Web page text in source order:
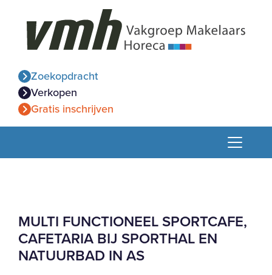
Zoekopdracht
Verkopen
Gratis inschrijven
MULTI FUNCTIONEEL SPORTCAFE,
CAFETARIA BIJ SPORTHAL EN
NATUURBAD IN AS